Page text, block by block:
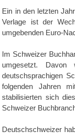
Ein in den letzten
Verlage ist der
umgebenden Euro-
Im Schweizer
umgesetzt.
deutschsprachigen
folgenden Jahren
stabilisierten sich
Schweizer
Deutschschweizer